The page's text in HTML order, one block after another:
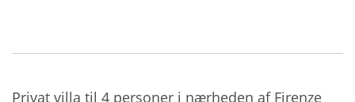
Privat villa til 4 personer i nærheden af Firenze